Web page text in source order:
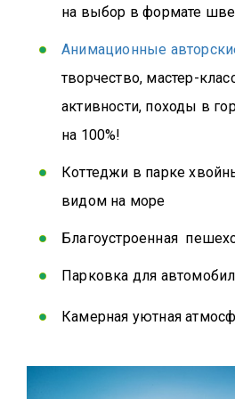
на выбор в формате
Анимационные
творчество, мастер-
активности, походы в
на 100%!
Коттеджи в парке
видом на море
Благоустроенная
Парковка для
Камерная уютная